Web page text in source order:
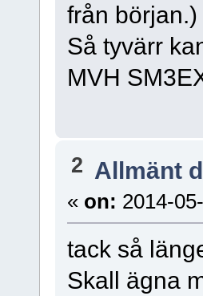
från början.)
Så tyvärr
MVH
2 Allmänt
« on: 2014-
tack så
Skall ägna